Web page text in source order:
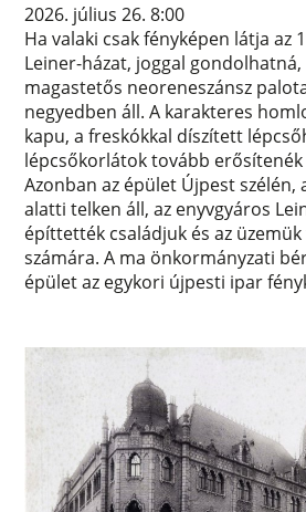
2026. július 26. 8:00
Ha valaki csak fényképen látja az
Leiner-házat, joggal
magastetős neoreneszánsz
negyedben áll. A karakteres
kapu, a freskókkal díszített
lépcsőkorlátok tovább erősítenék
Azonban az épület Újpest szélén,
alatti telken áll, az enyvgyáros
építtették családjuk és az
számára. A ma önkormányzati
épület az egykori újpesti ipar